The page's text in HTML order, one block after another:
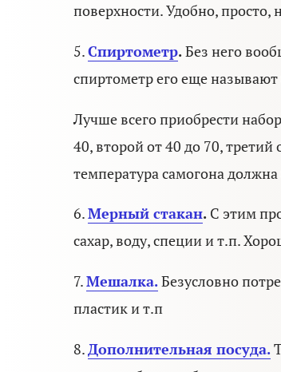
поверхности. Удобно, просто,
5.Спиртометр.Без него
спиртометр его еще
Лучше всего приобрести
40, второй от 40 до 70,
температура самогона
6.Мерный стакан. С этим
сахар, воду, специи и т.п.
7.Мешалка.Безусловно
пластик и т.п
8. Дополнительная посуда.